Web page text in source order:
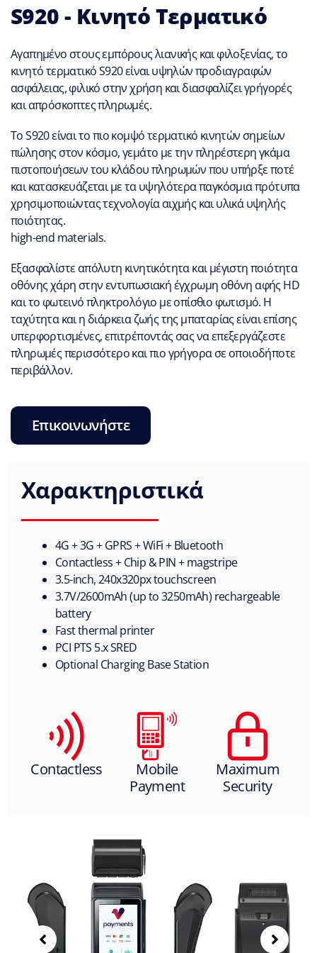
S920 - Κινητό Τερματικό
Αγαπημένο στους εμπόρους λιανικής και φιλοξενίας, το
κινητό τερματικό S920 είναι υψηλών προδιαγραφών
ασφάλειας, φιλικό στην χρήση και διασφαλίζει γρήγορές
και απρόσκοπτες πληρωμές.
Το S920 είναι το πιο κομψό τερματικό κινητών σημείων
πώλησης στον κόσμο, γεμάτο με την πληρέστερη γκάμα
πιστοποιήσεων του κλάδου πληρωμών που υπήρξε ποτέ
και κατασκευάζεται με τα υψηλότερα παγκόσμια πρότυπα
χρησιμοποιώντας τεχνολογία αιχμής και υλικά υψηλής
ποιότητας.
high-end materials.
Εξασφαλίστε απόλυτη κινητικότητα και μέγιστη ποιότητα
οθόνης χάρη στην εντυπωσιακή έγχρωμη οθόνη αφής HD
και το φωτεινό πληκτρολόγιο με οπίσθιο φωτισμό. Η
ταχύτητα και η διάρκεια ζωής της μπαταρίας είναι επίσης
υπερφορτισμένες, επιτρέποντάς σας να επεξεργάζεστε
πληρωμές περισσότερο και πιο γρήγορα σε οποιοδήποτε
περιβάλλον.
Επικοινωνήστε
Χαρακτηριστικά
4G + 3G + GPRS + WiFi + Bluetooth
Contactless + Chip & PIN + magstripe
3.5-inch, 240x320px touchscreen
3.7V/2600mAh (up to 3250mAh) rechargeable
battery
Fast thermal printer
PCI PTS 5.x SRED
Optional Charging Base Station
Contactless
Mobile
Payment
Maximum
Security
w